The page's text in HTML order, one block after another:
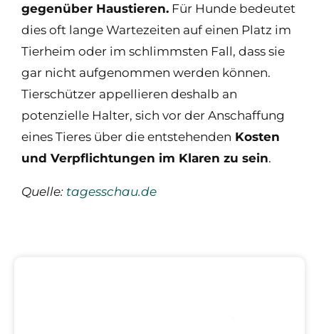
gegenüber Haustieren. Für Hunde bedeutet
dies oft lange Wartezeiten auf einen Platz im
Tierheim oder im schlimmsten Fall, dass sie
gar nicht aufgenommen werden können.
Tierschützer appellieren deshalb an
potenzielle Halter, sich vor der Anschaffung
eines Tieres über die entstehenden Kosten
und Verpflichtungen im Klaren zu sein.
Quelle: tagesschau.de